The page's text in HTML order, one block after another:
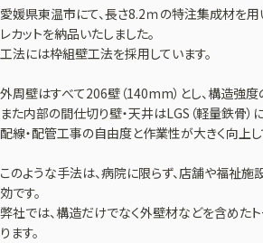
愛媛県東温市にて、長さ8.2ｍの特注集成材を
レカットを納品いたしました。
工法には枠組壁工法を採用しています。
外周壁はすべて206壁（140mm）とし、構造強度
また内部の間仕切り壁・天井はLGS（軽量鉄骨）
配線・配管工事の自由度と作業性が大きく向上し
このような手法は、病院に限らず、店舗や福祉
効です。
弊社では、構造だけでなく外壁材などを含めた
ります。